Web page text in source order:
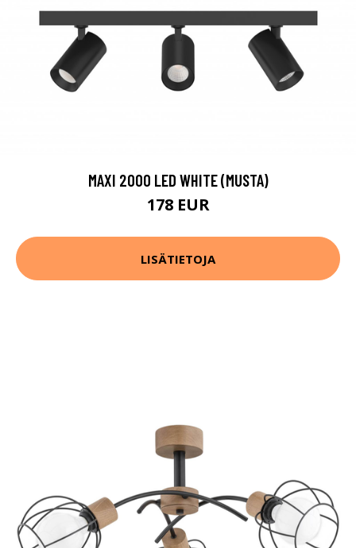
MAXI 2000 LED WHITE (MUSTA)
178 EUR
LISÄTIETOJA